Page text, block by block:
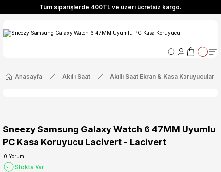
Tüm siparişlerde 400TL ve üzeri ücretsiz kargo.
Özel! YENI10 koduyla 400 TL ve üzeri alışverişlerinizde %10 indirim
Tüm siparişlerde 400TL ve üzeri ücretsiz kargo.
Özel! YENI10 koduyla 400 TL ve üzeri alışverişlerinizde %10 indirim
Anasayfa Akıllı Saat Akıllı Saat Ekran & Kasa Koruyucular
Sneezy Samsung Galaxy Watch 6 47MM Uyumlu
PC Kasa Koruyucu Lacivert - Lacivert
0 Yorum
Stokta Var